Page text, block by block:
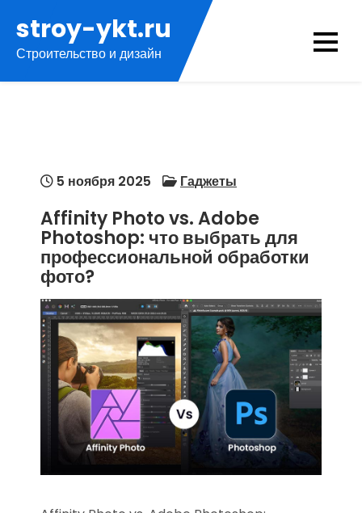
содержимому
stroy-ykt.ru
Строительство и дизайн
5 ноября 2025 Гаджеты
Affinity Photo vs. Adobe
Photoshop: что выбрать для
профессиональной обработки
фото?